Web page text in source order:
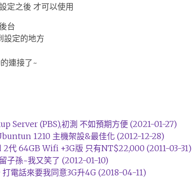
定之後 才可以使用
台
設定的地方
連接了~
Server (PBS),初測 不如預期方便 (2021-01-27)
1210 主機架設&最佳化 (2012-12-28)
代 64GB Wifi +3G版 只有NT$22,000 (2011-03-31)
子孫~我又笑了 (2012-01-10)
打電話來要我同意3G升4G (2018-04-11)